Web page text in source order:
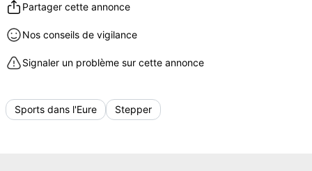
Partager cette annonce
Nos conseils de vigilance
Signaler un problème sur cette annonce
Sports dans l'Eure Stepper